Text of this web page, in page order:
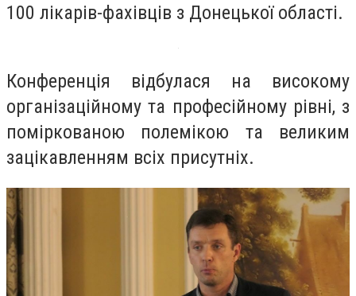
100 лікарів-фахівців з Донецької області.
Конференція відбулася на високому
організаційному та професійному рівні, з
поміркованою полемікою та великим
зацікавленням всіх присутніх.